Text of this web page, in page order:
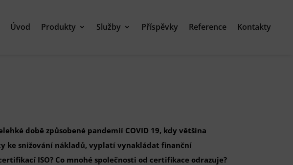
Úvod Produkty Služby Příspěvky Reference Kontakty
době způsobené pandemií COVID 19, kdy většina
ke snižování nákladů, vyplatí vynakládat finanční
ISO? Co mnohé společnosti od certifikace odrazuje?